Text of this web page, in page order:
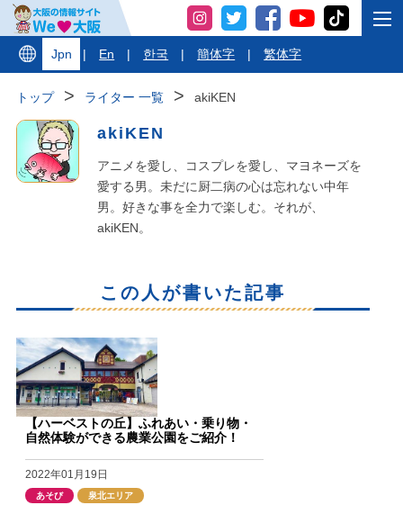
Jpn | En | 한국 | 簡体字 | 繁体字
トップ ライター 一覧 akiKEN
akiKEN
アニメを愛し、コスプレを愛し、マヨネーズを
愛する男。未だに厨二病の心は忘れない中年
男。好きな事を全力で楽しむ。それが、
akiKEN。
この人が書いた記事
【ハーベストの丘】ふれあい・乗り物・
自然体験ができる農業公園をご紹介！
2022年01月19日
あそび 泉北エリア